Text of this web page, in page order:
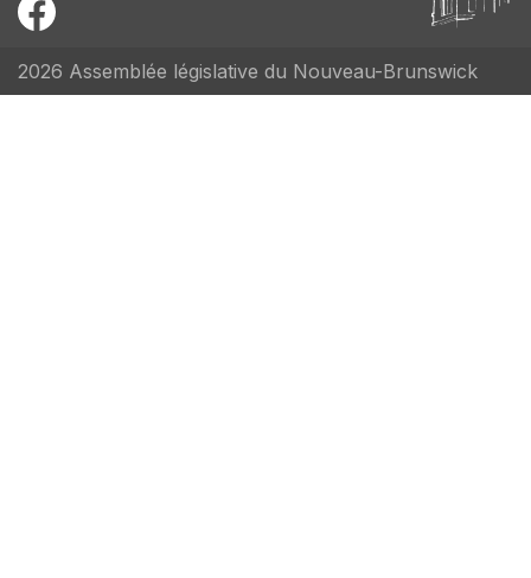
2026 Assemblée législative du Nouveau-Brunswick